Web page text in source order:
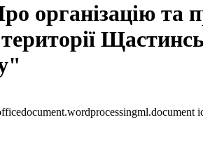
організацію та